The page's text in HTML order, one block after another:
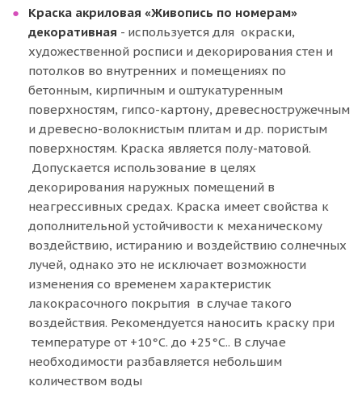
Краска акриловая «Живопись по номерам»
декоративная - используется для окраски,
художественной росписи и декорирования стен и
потолков во внутренних и помещениях по
бетонным, кирпичным и оштукатуренным
поверхностям, гипсо-картону, древесностружечным
и древесно-волокнистым плитам и др. пористым
поверхностям. Краска является полу-матовой.
Допускается использование в целях
декорирования наружных помещений в
неагрессивных средах. Краска имеет свойства к
дополнительной устойчивости к механическому
воздействию, истиранию и воздействию солнечных
лучей, однако это не исключает возможности
изменения со временем характеристик
лакокрасочного покрытия в случае такого
воздействия. Рекомендуется наносить краску при
температуре от +10°C. до +25°C.. В случае
необходимости разбавляется небольшим
количеством воды